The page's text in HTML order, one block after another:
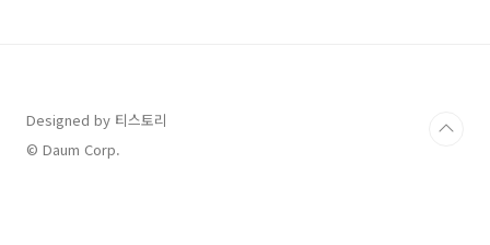
Designed by 티스토리
© Daum Corp.